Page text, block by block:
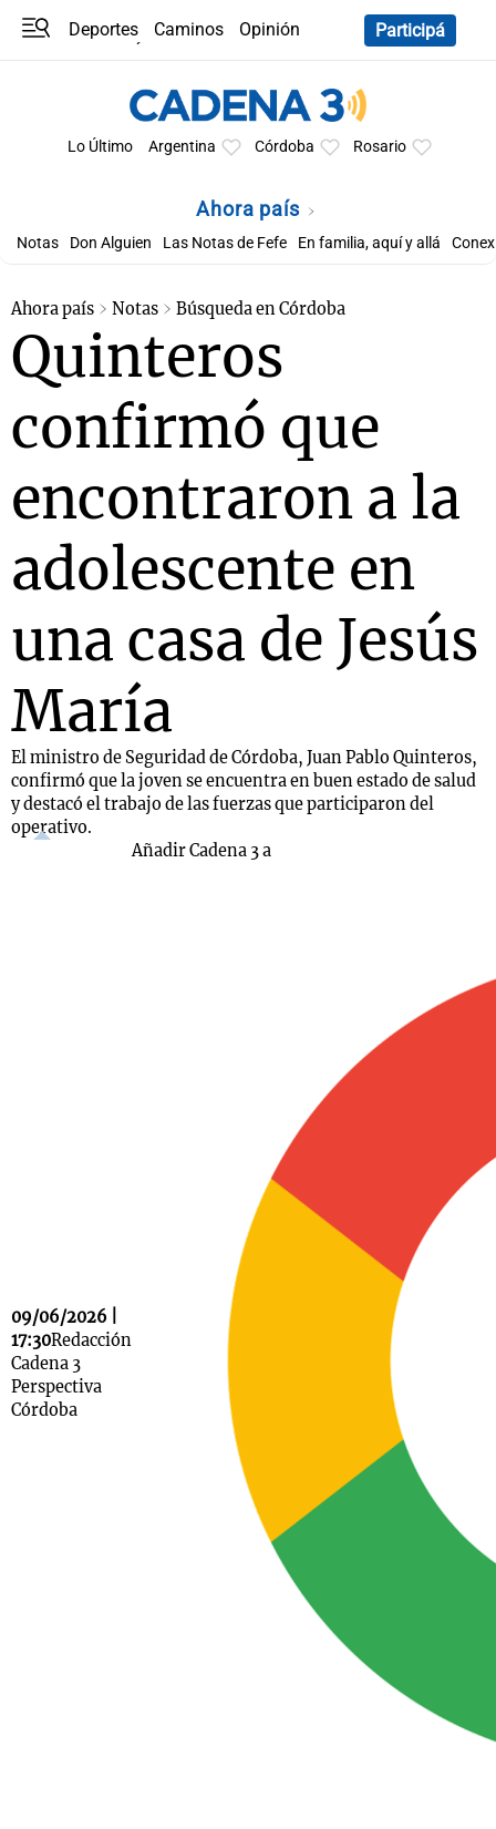
Deportes Caminos
Opinión
Participá
Lo Último Argentina Córdoba Rosario
Ahora país
Notas Don Alguien Las Notas de Fefe En familia, aquí y allá
Ahora país Notas Búsqueda en Córdoba
Quinteros
confirmó que
encontraron a la
adolescente en
una casa de Jesús
María
El ministro de Seguridad de Córdoba, Juan Pablo Quinteros,
confirmó que la joven se encuentra en buen estado de salud
y destacó el trabajo de las fuerzas que participaron del
operativo.
09/06/2026 |
17:30Redacción
Cadena 3
Perspectiva
Córdoba
Añadir Cadena 3 a